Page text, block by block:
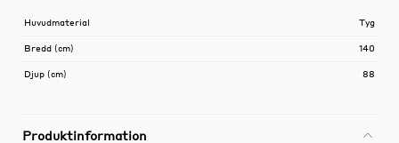
Huvudmaterial Tyg
Bredd (cm) 140
Djup (cm) 88
Produktinformation